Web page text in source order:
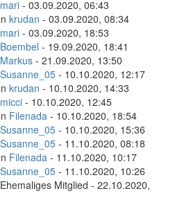
mari - 03.09.2020, 06:43
krudan - 03.09.2020, 08:34
mari - 03.09.2020, 18:53
Boembel - 19.09.2020, 18:41
Markus - 21.09.2020, 13:50
Susanne_05 - 10.10.2020, 12:17
krudan - 10.10.2020, 14:33
micci - 10.10.2020, 12:45
Filenada - 10.10.2020, 18:54
Susanne_05 - 10.10.2020, 15:36
Susanne_05 - 11.10.2020, 08:18
Filenada - 11.10.2020, 10:17
Susanne_05 - 11.10.2020, 10:26
Mitglied - 22.10.2020,